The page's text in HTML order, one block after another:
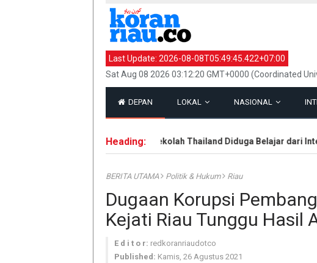
Last Update: 2026-08-08T05:49:45.422+07:00
Sat Aug 08 2026 03:12:20 GMT+0000 (Coordinated
DEPAN LOKAL NASIONAL
Heading:
Pelaku Penembakan di Sekolah Thailand Diduga Belajar dari
BERITA UTAMA Politik & Hukum Riau
Dugaan Korupsi
Kejati Riau Tunggu Hasil
E d i t o r: redkoranriaudotco
Published: Kamis, 26 Agustus 2021